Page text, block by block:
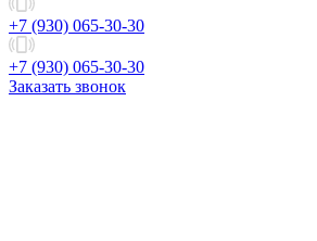
+7 (930) 065-30-30
+7 (930) 065-30-30
Заказать звонок